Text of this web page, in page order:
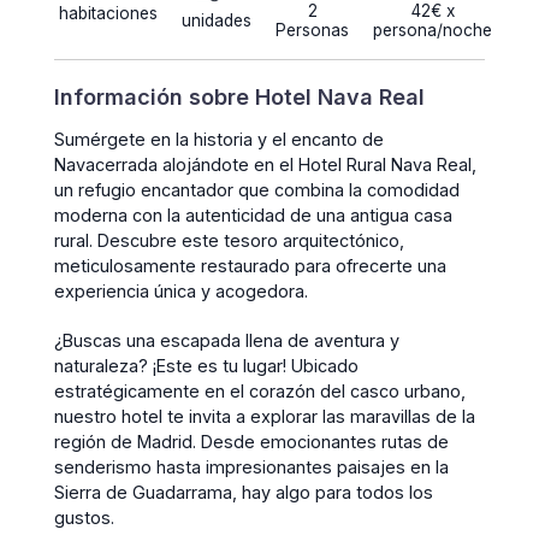
habitaciones
unidades
2
Personas
42€ x
persona/noche
Información sobre Hotel Nava Real
Sumérgete en la historia y el encanto de
Navacerrada alojándote en el Hotel Rural Nava Real,
un refugio encantador que combina la comodidad
moderna con la autenticidad de una antigua casa
rural. Descubre este tesoro arquitectónico,
meticulosamente restaurado para ofrecerte una
experiencia única y acogedora.
¿Buscas una escapada llena de aventura y
naturaleza? ¡Este es tu lugar! Ubicado
estratégicamente en el corazón del casco urbano,
nuestro hotel te invita a explorar las maravillas de la
región de Madrid. Desde emocionantes rutas de
senderismo hasta impresionantes paisajes en la
Sierra de Guadarrama, hay algo para todos los
gustos.